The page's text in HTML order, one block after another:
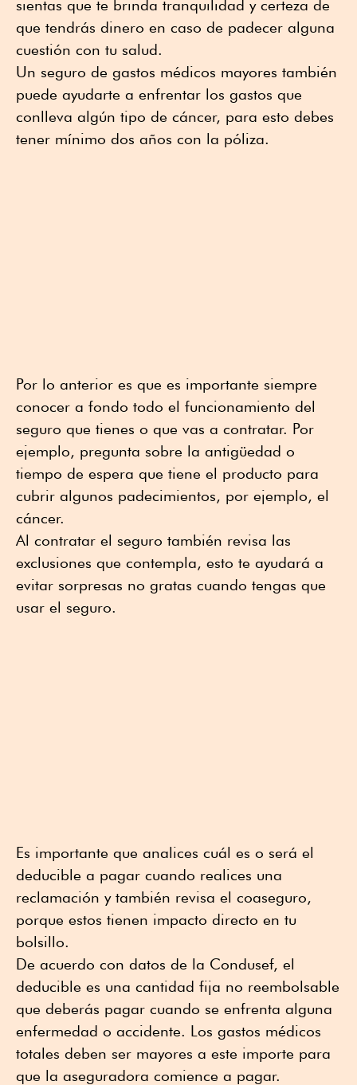
sientas que te brinda tranquilidad y certeza de
que tendrás dinero en caso de padecer alguna
cuestión con tu salud.
Un seguro de gastos médicos mayores también
puede ayudarte a enfrentar los gastos que
conlleva algún tipo de cáncer, para esto debes
tener mínimo dos años con la póliza.
Por lo anterior es que es importante siempre
conocer a fondo todo el funcionamiento del
seguro que tienes o que vas a contratar. Por
ejemplo, pregunta sobre la antigüedad o
tiempo de espera que tiene el producto para
cubrir algunos padecimientos, por ejemplo, el
cáncer.
Al contratar el seguro también revisa las
exclusiones que contempla, esto te ayudará a
evitar sorpresas no gratas cuando tengas que
usar el seguro.
Es importante que analices cuál es o será el
deducible a pagar cuando realices una
reclamación y también revisa el coaseguro,
porque estos tienen impacto directo en tu
bolsillo.
De acuerdo con datos de la Condusef, el
deducible es una cantidad fija no reembolsable
que deberás pagar cuando se enfrenta alguna
enfermedad o accidente. Los gastos médicos
totales deben ser mayores a este importe para
que la aseguradora comience a pagar.